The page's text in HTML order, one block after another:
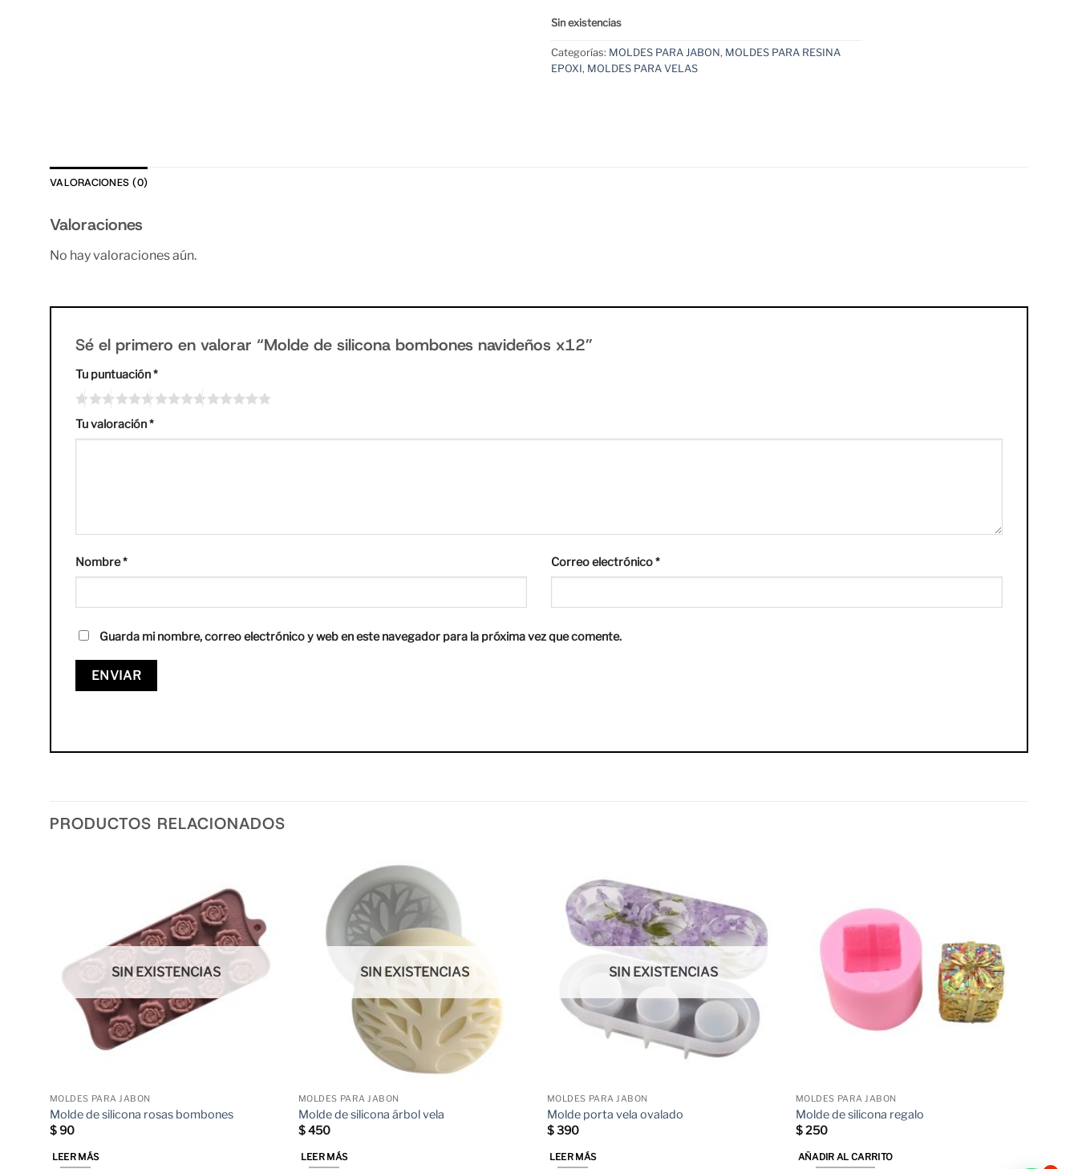
Sin existencias
Categorías: MOLDES PARA JABON, MOLDES PARA RESINA
EPOXI, MOLDES PARA VELAS
VALORACIONES (0)
Valoraciones
No hay valoraciones aún.
Sé el primero en valorar “Molde de silicona bombones navideños x12”
Tu puntuación*
Tu valoración*
Nombre* Correo electrónico*
Guarda mi nombre, correo electrónico y web en este navegador para la próxima vez que comente.
PRODUCTOS RELACIONADOS
SIN EXISTENCIAS
MOLDES PARA JABON
Molde de silicona rosas bombones
$90
LEER MÁS
SIN EXISTENCIAS
MOLDES PARA JABON
Molde de silicona árbol vela
$450
LEER MÁS
SIN EXISTENCIAS
MOLDES PARA JABON
Molde porta vela ovalado
$390
LEER MÁS
MOLDES PARA JABON
Molde de silicona regalo
$250
AÑADIR AL CARRITO